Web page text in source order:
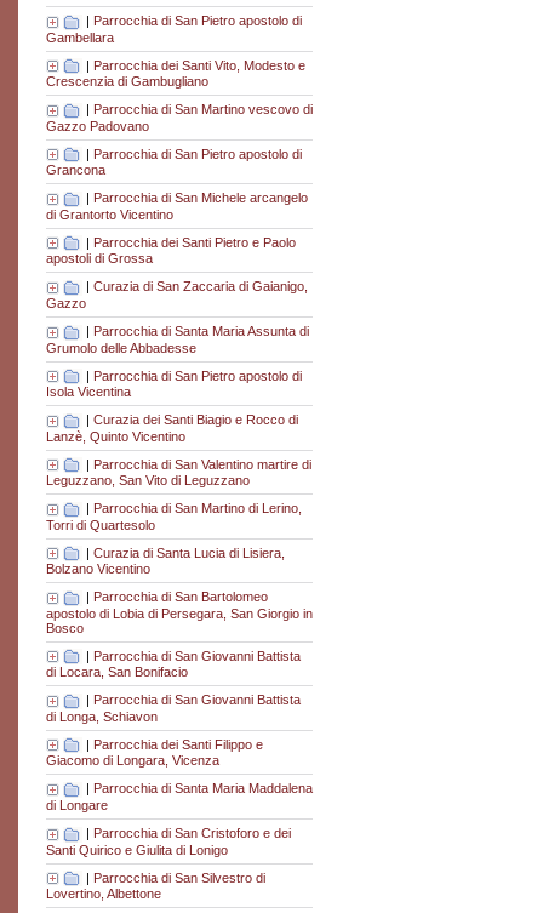
| Parrocchia di San Pietro apostolo di
Gambellara
| Parrocchia dei Santi Vito, Modesto e
Crescenzia di Gambugliano
Parrocchia di San Martino vescovo di
Gazzo Padovano
| Parrocchia di San Pietro apostolo di
Grancona
Parrocchia di San Michele arcangelo
di Grantorto Vicentino
| Parrocchia dei Santi Pietro e Paolo
apostoli di Grossa
Curazia di San Zaccaria di Gaianigo,
Gazzo
| Parrocchia di Santa Maria Assunta di
Grumolo delle Abbadesse
| Parrocchia di San Pietro apostolo di
Isola Vicentina
| Curazia dei Santi Biagio e Rocco di
Lanzè, Quinto Vicentino
| Parrocchia di San Valentino martire di
Leguzzano, San Vito di Leguzzano
| Parrocchia di San Martino di Lerino,
Torri di Quartesolo
| Curazia di Santa Lucia di Lisiera,
Bolzano Vicentino
Parrocchia di San Bartolomeo
apostolo di Lobia di Persegara, San Giorgio in
Bosco
| Parrocchia di San Giovanni Battista
di Locara, San Bonifacio
Parrocchia di San Giovanni Battista
di Longa, Schiavon
| Parrocchia dei Santi Filippo e
Giacomo di Longara, Vicenza
Parrocchia di Santa Maria Maddalena
di Longare
| Parrocchia di San Cristoforo e dei
Santi Quirico e Giulita di Lonigo
| Parrocchia di San Silvestro di
Lovertino, Albettone